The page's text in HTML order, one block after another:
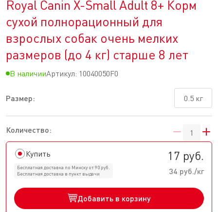
Royal Canin X-Small Adult 8+ Корм
сухой полнорационный для
взрослых собак очень мелких
размеров (до 4 кг) старше 8 лет
В наличииАртикул: 10040050F0
Размер: 0.5 кг
Количество:
Купить
Бесплатная доставка по Минску от 90 руб.
Бесплатная доставка в пункт выдачи
17 руб.
34 руб./кг
Добавить в корзину